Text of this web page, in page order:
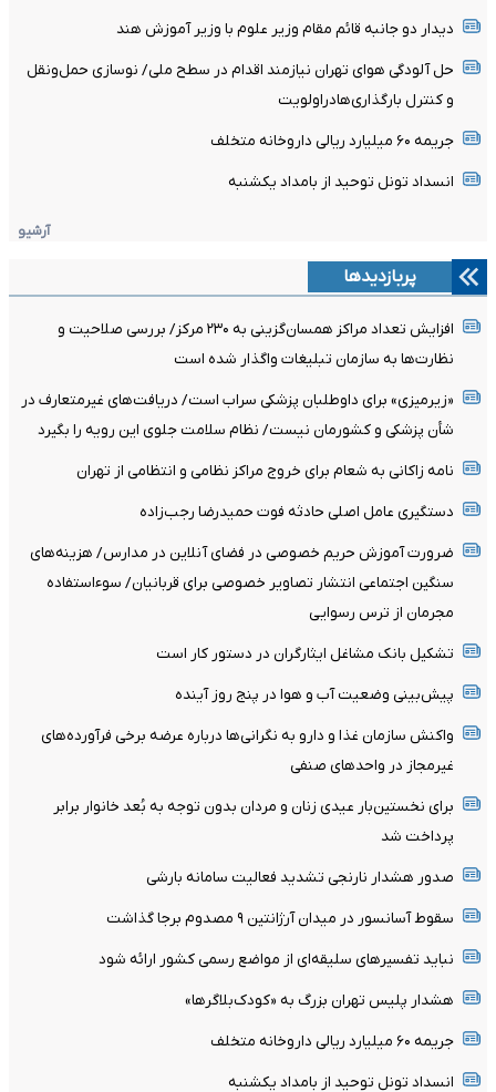
دیدار دو جانبه قائم مقام وزیر علوم با وزیر آموزش هند
حل آلودگی هوای تهران نیازمند اقدام در سطح ملی/ نوسازی حمل‌ونقل
و کنترل بارگذاری‌هادراولویت
جریمه ۶۰ میلیارد ریالی داروخانه متخلف
انسداد تونل توحید از بامداد یکشنبه
آرشیو
پربازدیدها
افزایش تعداد مراکز همسان‌گزینی به ۲۳۰ مرکز/ بررسی صلاحیت و
نظارت‌ها به سازمان تبلیغات واگذار شده است
«زیرمیزی» برای داوطلبان پزشکی سراب است/ دریافت‌های غیرمتعارف در
شأن پزشکی و کشورمان نیست/ نظام سلامت جلوی این رویه را بگیرد
نامه زاکانی به شعام برای خروج مراکز نظامی و انتظامی از تهران
دستگیری عامل اصلی حادثه فوت حمیدرضا رجب‌زاده
ضرورت آموزش حریم خصوصی در فضای آنلاین در مدارس/ هزینه‌های
سنگین اجتماعی انتشار تصاویر خصوصی برای قربانیان/ سوءاستفاده
مجرمان از ترس رسوایی
تشکیل بانک مشاغل ایثارگران در دستور کار است
پیش‌بینی وضعیت آب و هوا در پنج روز آینده
واکنش سازمان غذا و دارو به نگرانی‌ها درباره عرضه برخی فرآورده‌های
غیرمجاز در واحدهای صنفی
برای نخستین‌بار عیدی زنان و مردان بدون توجه به بُعد خانوار برابر
پرداخت شد
صدور هشدار نارنجی تشدید فعالیت سامانه بارشی
سقوط آسانسور در میدان آرژانتین ۹ مصدوم برجا گذاشت
نباید تفسیرهای سلیقه‌ای از مواضع رسمی کشور ارائه شود
هشدار پلیس تهران بزرگ به «کودک‌بلاگرها»
جریمه ۶۰ میلیارد ریالی داروخانه متخلف
انسداد تونل توحید از بامداد یکشنبه